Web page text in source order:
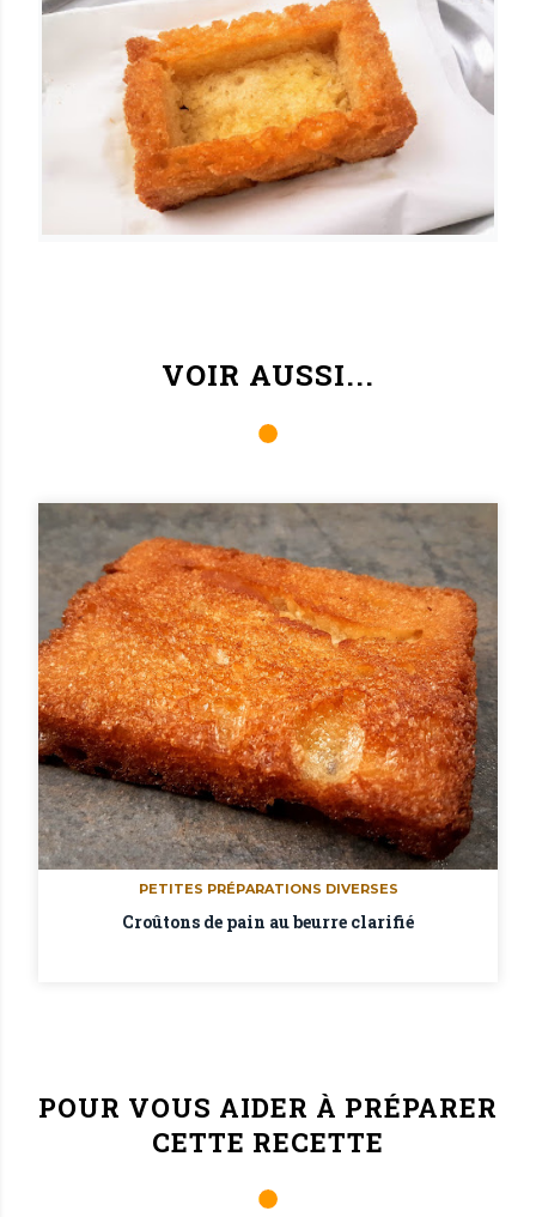
VOIR AUSSI...
PETITES PRÉPARATIONS DIVERSES
Croûtons de pain au beurre clarifié
POUR VOUS AIDER À PRÉPARER
CETTE RECETTE